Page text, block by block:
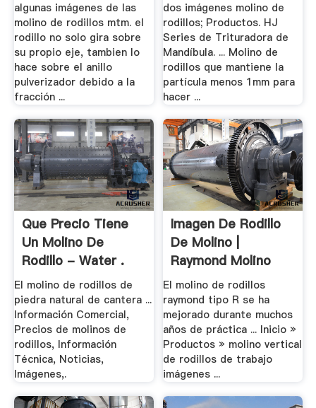
algunas imágenes de las
molino de rodillos mtm. el
rodillo no solo gira sobre
su propio eje, tambien lo
hace sobre el anillo
pulverizador debido a la
fracción ...
dos imágenes molino de
rodillos; Productos. HJ
Series de Trituradora de
Mandíbula. ... Molino de
rodillos que mantiene la
partícula menos 1mm para
hacer ...
Que Precio Tiene
Un Molino De
Rodillo - Water .
El molino de rodillos de
piedra natural de cantera ...
Información Comercial,
Precios de molinos de
rodillos, Información
Técnica, Noticias,
Imágenes,.
Imagen De Rodillo
De Molino |
Raymond Molino
El molino de rodillos
raymond tipo R se ha
mejorado durante muchos
años de práctica ... Inicio »
Productos » molino vertical
de rodillos de trabajo
imágenes ...